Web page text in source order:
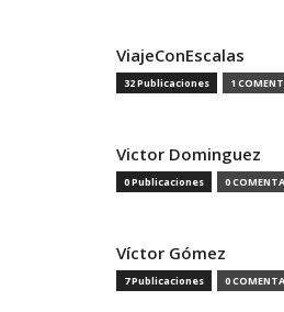
ViajeConEscalas
32 Publicaciones 1
Victor Dominguez
0 Publicaciones 0
Víctor Gómez
7 Publicaciones 0